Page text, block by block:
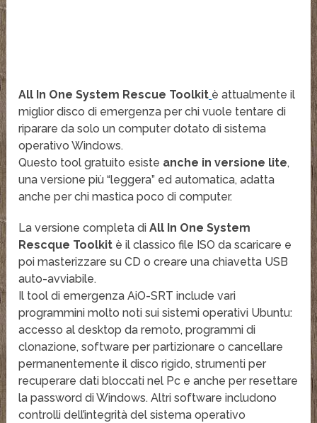
All In One System Rescue Toolkit è attualmente il
miglior disco di emergenza per chi vuole tentare di
riparare da solo un computer dotato di sistema
operativo Windows.
Questo tool gratuito esiste anche in versione lite,
una versione più “leggera” ed automatica, adatta
anche per chi mastica poco di computer.
La versione completa diAll In One System
Rescque Toolkit è il classico file ISO da scaricare e
poi masterizzare su CD o creare una chiavetta USB
auto-avviabile.
Il tool di emergenza AiO-SRT include vari
programmini molto noti sui sistemi operativi Ubuntu:
accesso al desktop da remoto, programmi di
clonazione, software per partizionare o cancellare
permanentemente il disco rigido, strumenti per
recuperare dati bloccati nel Pc e anche per resettare
la password di Windows. Altri software includono
controlli dell’integrità del sistema operativo